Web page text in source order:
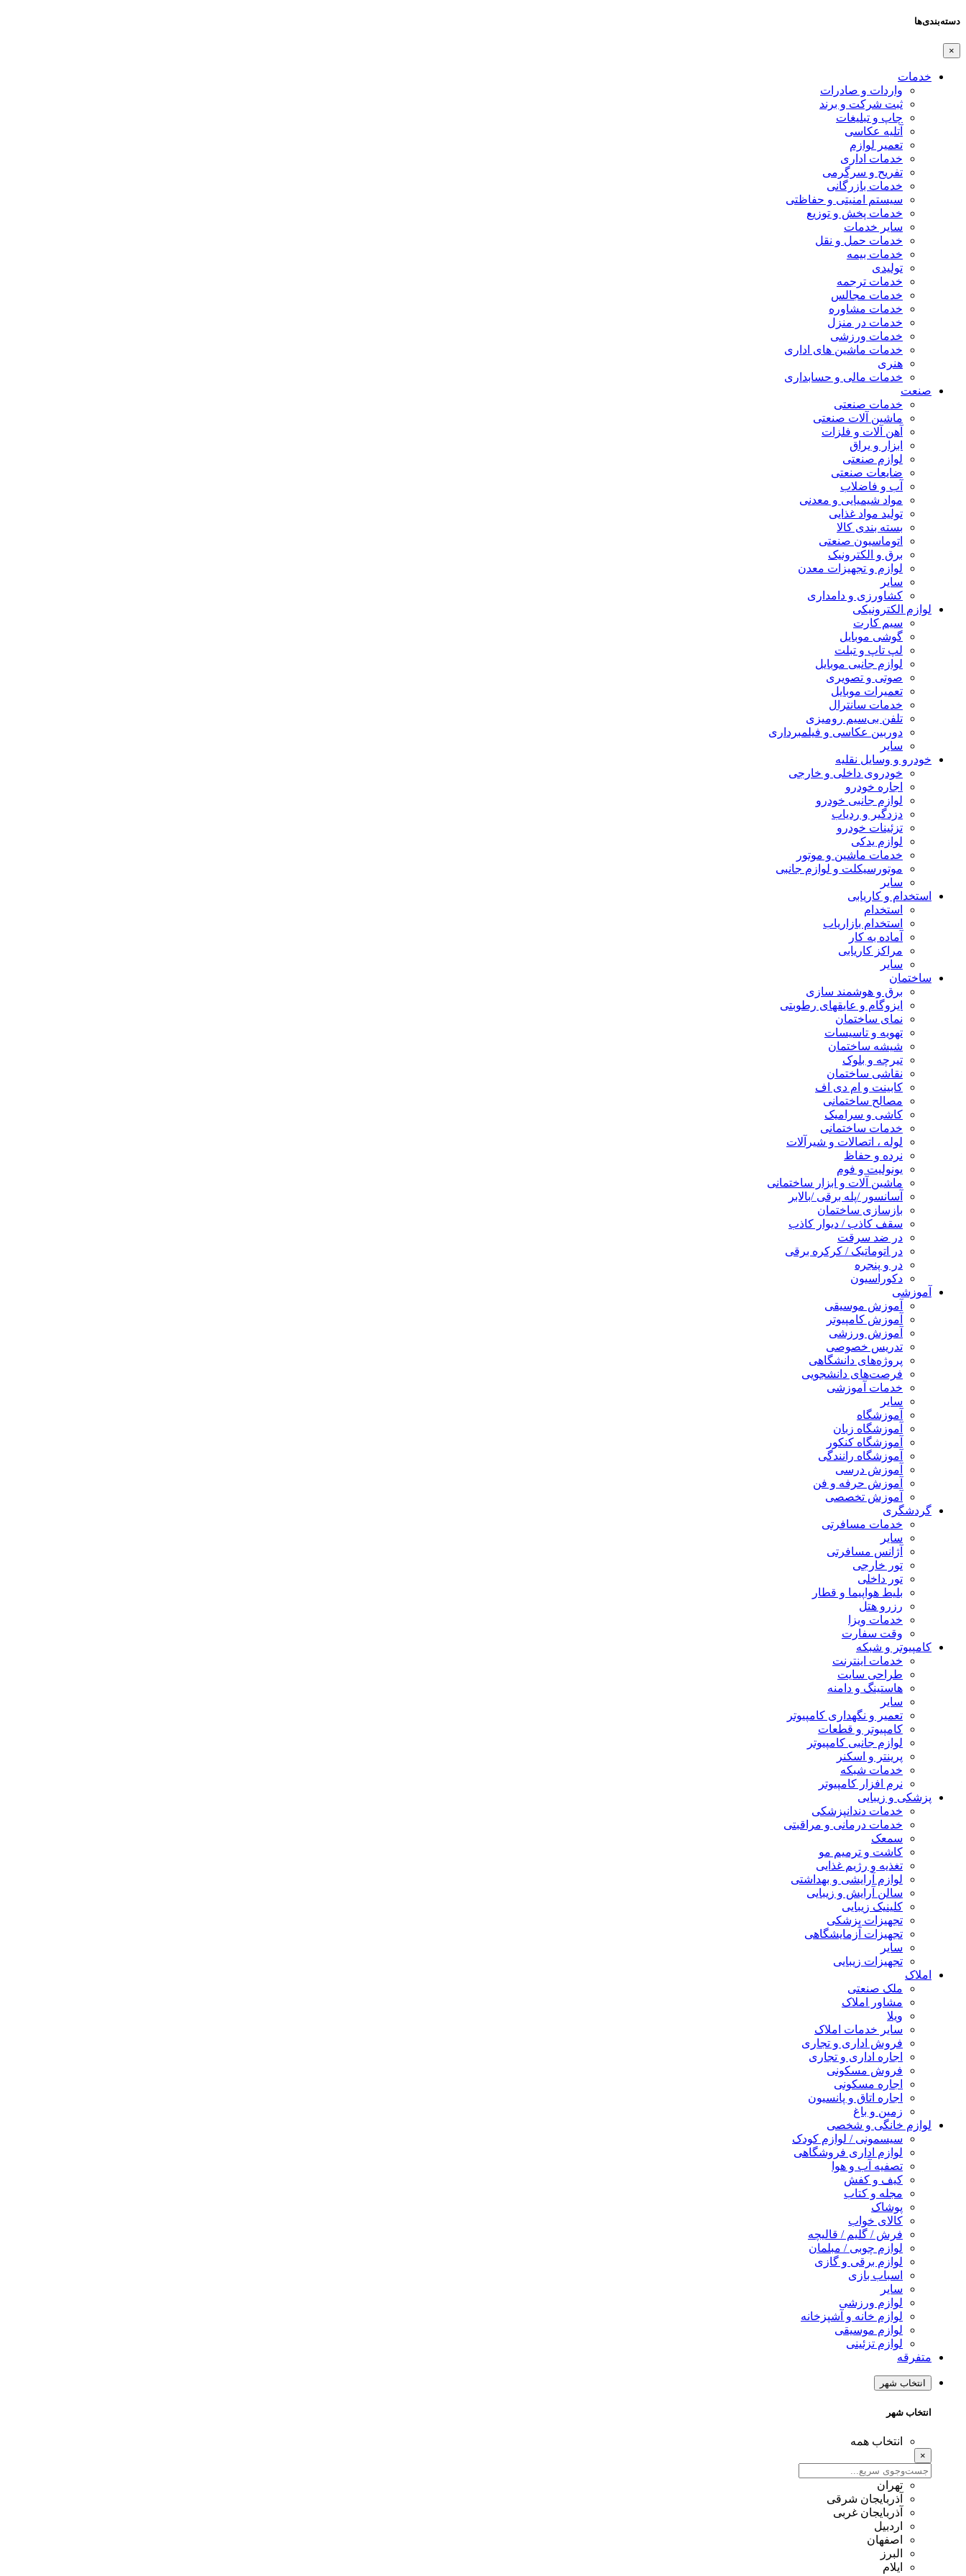
دسته‌بندی‌ها
×
خدمات
واردات و صادرات
ثبت شرکت و برند
چاپ و تبلیغات
آتلیه عکاسی
تعمیر لوازم
خدمات اداری
تفریح و سرگرمی
خدمات بازرگانی
سیستم امنیتی و حفاظتی
خدمات پخش و توزیع
سایر خدمات
خدمات حمل و نقل
خدمات بیمه
تولیدی
خدمات ترجمه
خدمات مجالس
خدمات مشاوره
خدمات در منزل
خدمات ورزشی
خدمات ماشین های اداری
هنری
خدمات مالی و حسابداری
صنعت
خدمات صنعتی
ماشین آلات صنعتی
آهن آلات و فلزات
ابزار و یراق
لوازم صنعتی
ضایعات صنعتی
آب و فاضلاب
مواد شیمیایی و معدنی
تولید مواد غذایی
بسته بندی کالا
اتوماسیون صنعتی
برق و الکترونیک
لوازم و تجهیزات معدن
سایر
کشاورزی و دامداری
لوازم الکترونیکی
سیم کارت
گوشی موبایل
لپ تاپ و تبلت
لوازم جانبی موبایل
صوتی و تصویری
تعمیرات موبایل
خدمات سانترال
تلفن بی‌سیم رومیزی
دوربین عکاسی و فیلمبرداری
سایر
خودرو و وسایل نقلیه
خودروی داخلی و خارجی
اجاره خودرو
لوازم جانبی خودرو
دزدگیر و ردیاب
تزئینات خودرو
لوازم یدکی
خدمات ماشین و موتور
موتورسیکلت و لوازم جانبی
سایر
استخدام و کاریابی
استخدام
استخدام بازاریاب
آماده به کار
مراکز کاریابی
سایر
ساختمان
برق و هوشمند سازی
ایزوگام و عایقهای رطوبتی
نمای ساختمان
تهویه و تاسیسات
شیشه ساختمان
تیرچه و بلوک
نقاشی ساختمان
کابینت و ام دی اف
مصالح ساختمانی
کاشی و سرامیک
خدمات ساختمانی
لوله ، اتصالات و شیرآلات
نرده و حفاظ
یونولیت و فوم
ماشین آلات و ابزار ساختمانی
آسانسور /پله برقی /بالابر
بازسازی ساختمان
سقف کاذب / دیوار کاذب
در ضد سرقت
در اتوماتیک / کرکره برقی
در و پنجره
دکوراسیون
آموزشی
آموزش موسیقی
آموزش کامپیوتر
آموزش ورزشی
تدریس خصوصی
پروژه‌های دانشگاهی
فرصت‌های دانشجویی
خدمات آموزشی
سایر
آموزشگاه
آموزشگاه زبان
آموزشگاه کنکور
آموزشگاه رانندگی
آموزش درسی
آموزش حرفه و فن
آموزش تخصصی
گردشگری
خدمات مسافرتی
سایر
آژانس مسافرتی
تور خارجی
تور داخلی
بلیط هواپیما و قطار
رزرو هتل
خدمات ویزا
وقت سفارت
کامپیوتر و شبکه
خدمات اینترنت
طراحی سایت
هاستینگ و دامنه
سایر
تعمیر و نگهداری کامپیوتر
کامپیوتر و قطعات
لوازم جانبی کامپیوتر
پرینتر و اسکنر
خدمات شبکه
نرم افزار کامپیوتر
پزشکی و زیبایی
خدمات دندانپزشکی
خدمات درمانی و مراقبتی
سمعک
کاشت و ترمیم مو
تغذیه و رژیم غذایی
لوازم آرایشی و بهداشتی
سالن آرایش و زیبایی
کلینیک زیبایی
تجهیزات پزشکی
تجهیزات آزمایشگاهی
سایر
تجهیزات زیبایی
املاک
ملک صنعتی
مشاور املاک
ویلا
سایر خدمات املاک
فروش اداری و تجاری
اجاره اداری و تجاری
فروش مسکونی
اجاره مسکونی
اجاره اتاق و پانسیون
زمین و باغ
لوازم خانگی و شخصی
سیسمونی / لوازم کودک
لوازم اداری فروشگاهی
تصفیه آب و هوا
کیف و کفش
مجله و کتاب
پوشاک
کالای خواب
فرش / گلیم / قالیچه
لوازم چوبی / مبلمان
لوازم برقی و گازی
اسباب بازی
سایر
لوازم ورزشی
لوازم خانه و آشپزخانه
لوازم موسیقی
لوازم تزئینی
متفرقه
انتخاب شهر
انتخاب شهر
انتخاب همه
×
تهران
آذربایجان شرقی
آذربایجان غربی
اردبیل
اصفهان
البرز
ایلام